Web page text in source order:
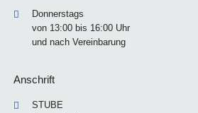
Donnerstags
von 13:00 bis 16:00 Uhr
und nach Vereinbarung
Anschrift
STUBE